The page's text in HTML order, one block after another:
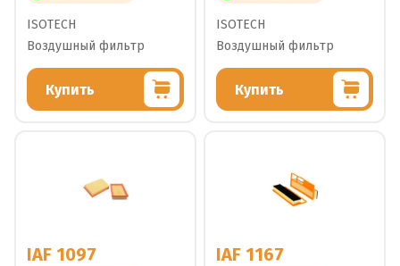
ISOTECH
Воздушный фильтр
Купить
ISOTECH
Воздушный фильтр
Купить
IAF 1097 IAF 1167